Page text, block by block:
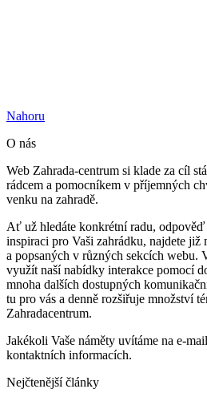
Nahoru
O nás
Web Zahrada-centrum si klade za cíl
rádcem a pomocníkem v příjemných
venku na zahradě.
Ať už hledáte konkrétní radu, odpověď
inspiraci pro Vaši zahrádku, najdete již
a popsaných v různých sekcích webu.
využít naší nabídky interakce pomocí
mnoha dalších dostupných
tu pro vás a denně rozšiřuje množství
Zahradacentrum.
Jakékoli Vaše náměty uvítáme na e-
kontaktních informacích.
Nejčtenější články